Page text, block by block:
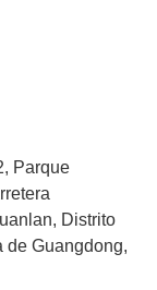
Parque
Distrito
de Guangdong,